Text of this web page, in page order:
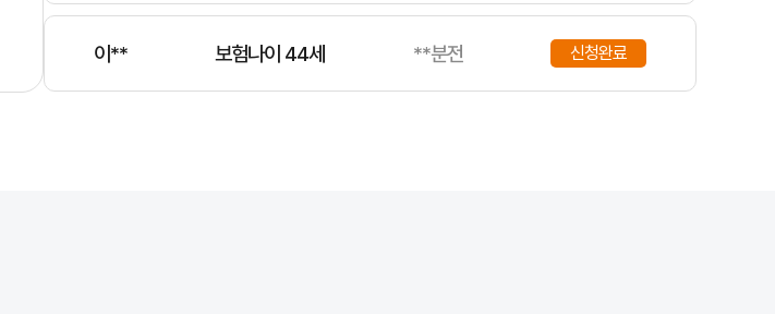
이** 보험나이 44세 **분전 신청완료
이나 출퇴근 용도로 사용되는 차량이 이에 해당합니다.